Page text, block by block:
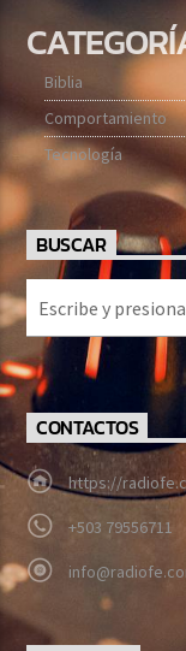
Biblia
Comportamiento
Tecnología
BUSCAR
CONTACTOS
https://
+503 79556711